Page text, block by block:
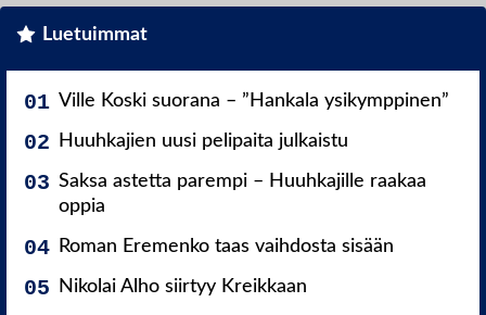
Luetuimmat
Ville Koski suorana – ”Hankala ysikymppinen”
Huuhkajien uusi pelipaita julkaistu
Saksa astetta parempi – Huuhkajille raakaa
oppia
Roman Eremenko taas vaihdosta sisään
Nikolai Alho siirtyy Kreikkaan